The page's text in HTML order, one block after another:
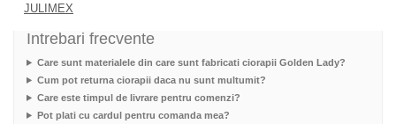
JULIMEX
Intrebari frecvente
Care sunt materialele din care sunt fabricati ciorapii Golden Lady?
Cum pot returna ciorapii daca nu sunt multumit?
Care este timpul de livrare pentru comenzi?
Pot plati cu cardul pentru comanda mea?